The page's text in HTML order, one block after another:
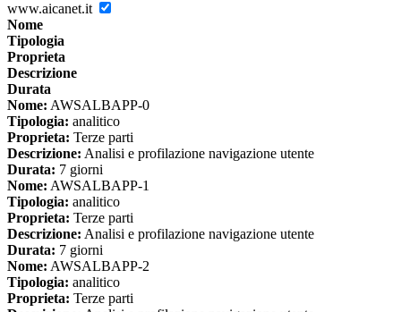
www.aicanet.it
Nome
Tipologia
Proprieta
Descrizione
Durata
Nome: AWSALBAPP-0
Tipologia: analitico
Proprieta: Terze parti
Descrizione: Analisi e profilazione navigazione utente
Durata: 7 giorni
Nome: AWSALBAPP-1
Tipologia: analitico
Proprieta: Terze parti
Descrizione: Analisi e profilazione navigazione utente
Durata: 7 giorni
Nome: AWSALBAPP-2
Tipologia: analitico
Proprieta: Terze parti